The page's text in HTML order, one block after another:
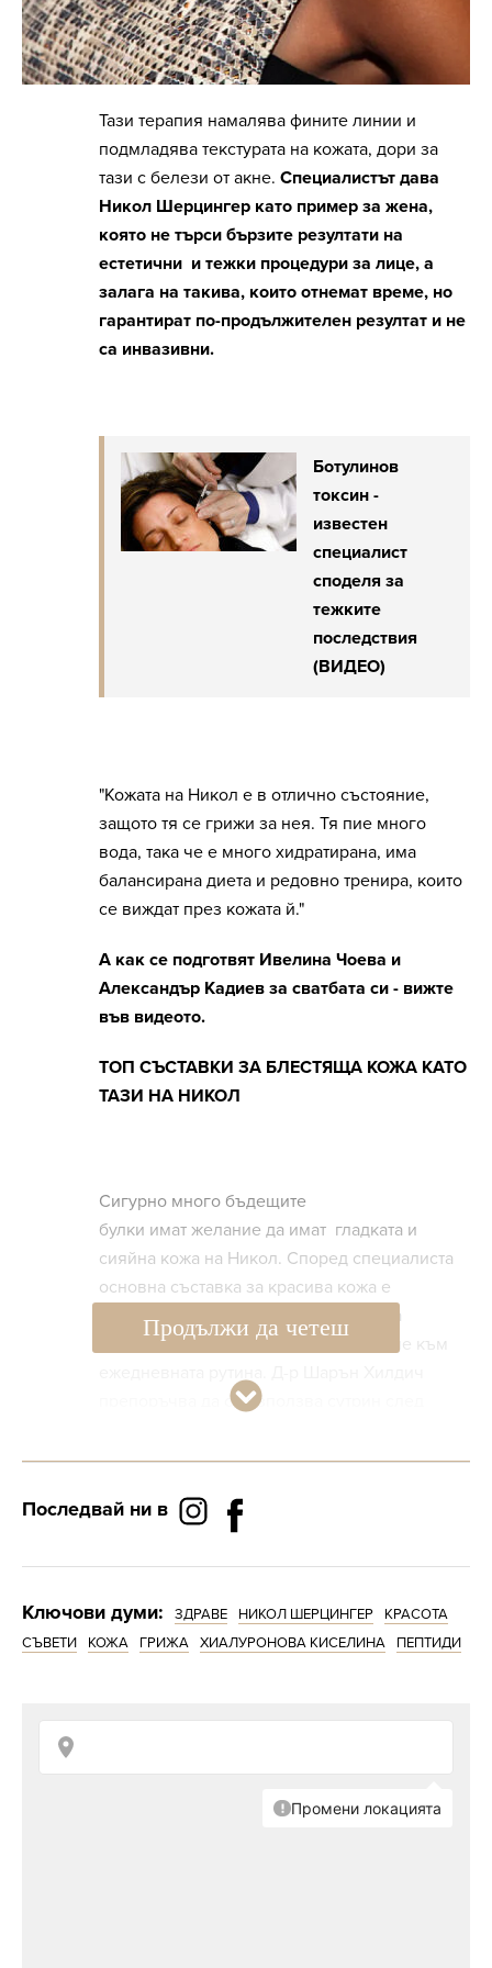
Тази терапия намалява фините линии и
подмладява текстурата на кожата, дори за
тази с белези от акне. Специалистът дава
Никол Шерцингер като пример за жена,
която не търси бързите резултати на
естетични и тежки процедури за лице, а
залага на такива, които отнемат време, но
гарантират по-продължителен резултат и не
са инвазивни.
Ботулинов
токсин -
известен
специалист
споделя за
тежките
последствия
(ВИДЕО)
"Кожата на Никол е в отлично състояние,
защото тя се грижи за нея. Тя пие много
вода, така че е много хидратирана, има
балансирана диета и редовно тренира, които
се виждат през кожата й."
А как се подготвят Ивелина Чоева и
Александър Кадиев за сватбата си - вижте
във видеото.
ТОП СЪСТАВКИ ЗА БЛЕСТЯЩА КОЖА КАТО
ТАЗИ НА НИКОЛ
Сигурно много бъдещите
булки имат желание да имат гладката и
сияйна кожа на Никол. Според специалиста
основна съставка за красива кожа е
хиалуроновата киселина
Тя засилва
хидратацията и е идеално допълнение към
препоръчва да се използва сутрин след
шпатула – ако
кожата на
Продължи да четеш
Последвай ни в
Ключови думи: ЗДРАВЕ НИКОЛ ШЕРЦИНГЕР
КРАСОТА
СЪВЕТИ
КОЖА ГРИЖА ХИАЛУРОНОВА КИСЕЛИНА ПЕПТИДИ